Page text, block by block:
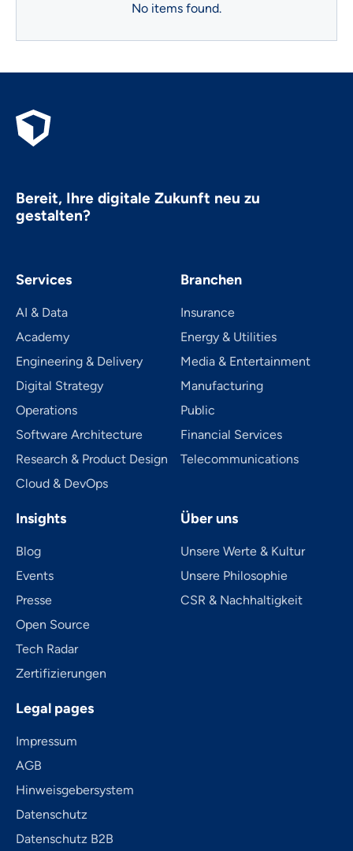
No items found.
Bereit, Ihre digitale Zukunft neu zu
gestalten?
Services
AI & Data
Academy
Engineering & Delivery
Digital Strategy
Operations
Software Architecture
Research & Product Design
Cloud & DevOps
Branchen
Insurance
Energy & Utilities
Media & Entertainment
Manufacturing
Public
Financial Services
Telecom­mu­ni­ca­tions
Insights
Blog
Events
Presse
Open Source
Tech Radar
Zertifizierungen
Über uns
Unsere Werte & Kultur
Unsere Philosophie
CSR & Nachhaltigkeit
Legal pages
Impressum
AGB
Hinweisgebersystem
Datenschutz
Datenschutz B2B